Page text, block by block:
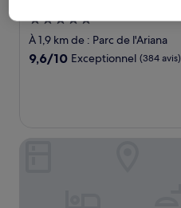
Hébergement
5.0 étoiles
À 1,9 km de : Parc de l'Ariana
9.6
9,6/10 Exceptionnel (384 avis)